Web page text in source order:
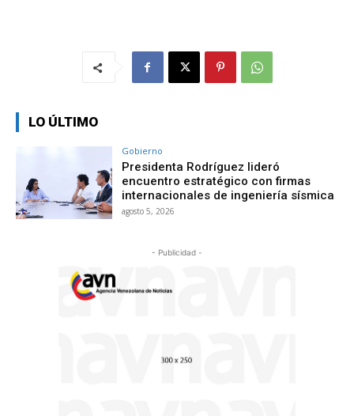
LO ÚLTIMO
Gobierno
Presidenta Rodríguez lideró
encuentro estratégico con firmas
internacionales de ingeniería sísmica
agosto 5, 2026
- Publicidad -